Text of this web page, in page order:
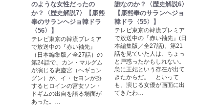
のような女性だったの
か？〈歴史解説7〉【康熙
奉のサランヘジョ韓ドラ
〈56〉】
テレビ東京の韓流プレミア
で放送中の『赤い袖先』
（日本編集版／全27話）の
第24話で、カン・マルグム
が演じる恵慶宮（ヘギョン
グン）が、イ・セヨンが扮
するヒロインの宮女ソン・
ドギムの出自を語る場面が
あった。…
誰なのか？〈歴史解説6〉
【康熙奉のサランヘジョ
韓ドラ〈55〉】
テレビ東京の韓流プレミア
で放送中の『赤い袖先』(日
本編集版／全27話)。第21
話を見ていた人は、ちょっ
と戸惑ったかもしれない。
急に王妃という存在が出て
きたからだ。 といって
も、演じる女優が画面に出
てきたわ…